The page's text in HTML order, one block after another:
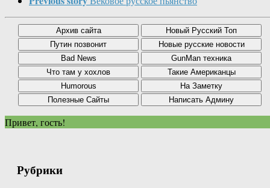
Привет, гость!
Рубрики